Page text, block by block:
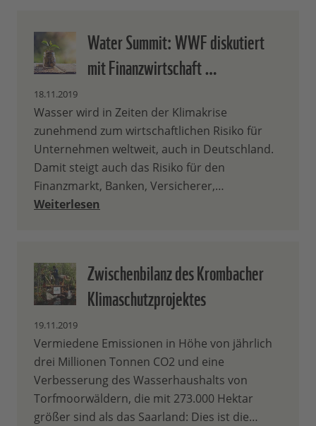
Water Summit: WWF diskutiert
mit Finanzwirtschaft …
18.11.2019
Wasser wird in Zeiten der Klimakrise
zunehmend zum wirtschaftlichen Risiko für
Unternehmen weltweit, auch in Deutschland.
Damit steigt auch das Risiko für den
Finanzmarkt, Banken, Versicherer,…
Weiterlesen
Zwischenbilanz des Krombacher
Klimaschutzprojektes
19.11.2019
Vermiedene Emissionen in Höhe von jährlich
drei Millionen Tonnen CO2 und eine
Verbesserung des Wasserhaushalts von
Torfmoorwäldern, die mit 273.000 Hektar
größer sind als das Saarland: Dies ist die…